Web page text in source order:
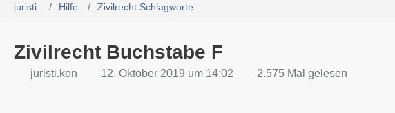
juristi. Hilfe Zivilrecht Schlagworte
Zivilrecht Buchstabe F
juristi.kon 12. Oktober 2019 um 14:02 2.575 Mal gelesen